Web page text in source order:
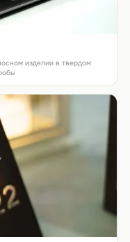
изделии в твердом